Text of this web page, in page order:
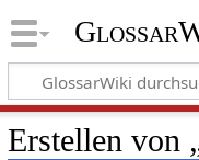
Erstellen von